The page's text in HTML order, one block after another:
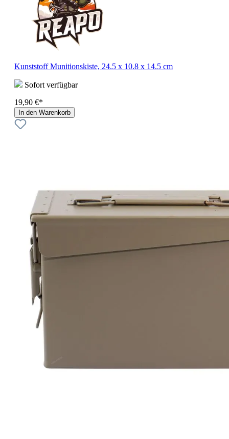
Kunststoff Munitionskiste, 24.5 x 10.8 x 14.5 cm
Sofort verfügbar
19,90 €*
In den Warenkorb